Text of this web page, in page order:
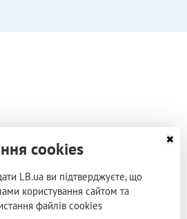
cookies
LB.ua ви підтверджуєте, що
користування сайтом та
файлів cookies